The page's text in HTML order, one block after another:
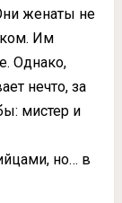
женаты не
Им
Однако,
нечто, за
мистер и
но… в